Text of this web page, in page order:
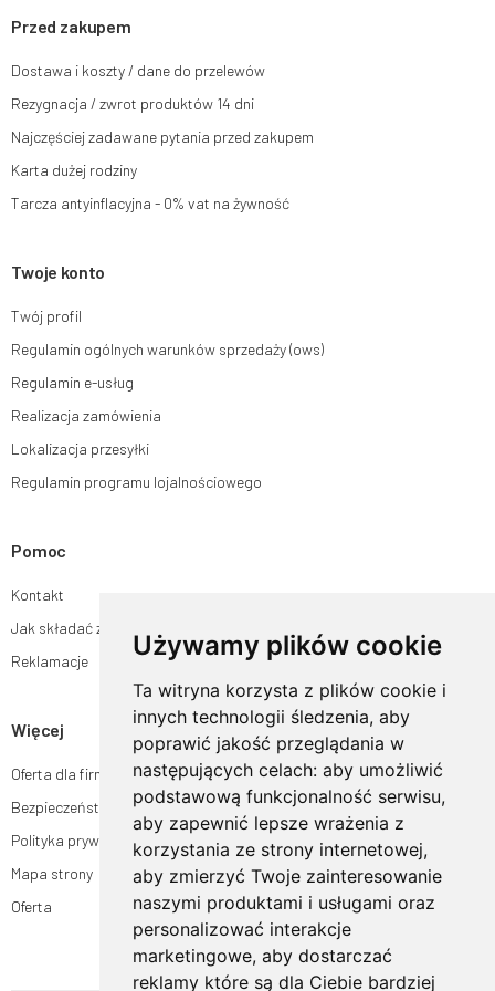
Używamy plików cookie
Ta witryna korzysta z plików cookie i
innych technologii śledzenia, aby
poprawić jakość przeglądania w
następujących celach: aby umożliwić
podstawową funkcjonalność serwisu,
aby zapewnić lepsze wrażenia z
korzystania ze strony internetowej,
aby zmierzyć Twoje zainteresowanie
naszymi produktami i usługami oraz
personalizować interakcje
marketingowe, aby dostarczać
reklamy które są dla Ciebie bardziej
momencie bez wpływu na zgodność z prawem przetwarzania, którego
dokonano na podstawie zgody przed jej cofnięciem. W tym celu możesz
e-mail lub pisemnie na adres siedziby.
Więcej informacji:www.mouton.pl/ODO
Przed zakupem
Dostawa i koszty / dane do przelewów
Rezygnacja / zwrot produktów 14 dni
Najczęściej zadawane pytania przed zakupem
Karta dużej rodziny
Tarcza antyinflacyjna - 0% vat na żywność
Twoje konto
Twój profil
Regulamin ogólnych warunków sprzedaży (ows)
Regulamin e-usług
Realizacja zamówienia
Lokalizacja przesyłki
Regulamin programu lojalnościowego
Pomoc
Kontakt
Jak składać zamówienia w sklepie ogrodyhildegardy.pl?
Reklamacje
Więcej
Oferta dla firm
Bezpieczeństwo płatności
Polityka prywatności
Mapa strony
Oferta